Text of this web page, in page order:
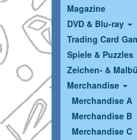
Magazine
DVD & Blu-ray
Trading Card
Spiele & Puzzles
Zeichen- &
Merchandise
Merchandise A
Merchandise B
Merchandise C